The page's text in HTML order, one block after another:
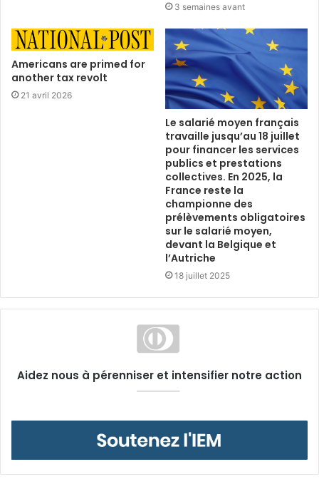
3 semaines avant
Americans are primed for
another tax revolt
21 avril 2026
Le salarié moyen français
travaille jusqu’au 18 juillet
pour financer les services
publics et prestations
collectives. En 2025, la
France reste la
championne des
prélèvements obligatoires
sur le salarié moyen,
devant la Belgique et
l’Autriche
18 juillet 2025
Aidez nous à pérenniser et intensifier notre action